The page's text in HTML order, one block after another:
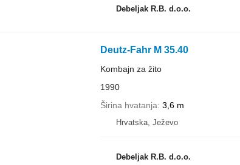
Debeljak R.B. d.o.o.
Deutz-Fahr M 35.40
Kombajn za žito
1990
Širina hvatanja 3,6 m
Hrvatska, Ježevo
Debeljak R.B. d.o.o.